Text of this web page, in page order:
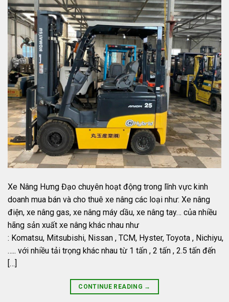
Xe Nâng Hưng Đạo chuyên hoạt động trong lĩnh vực kinh
doanh mua bán và cho thuê xe nâng các loại như: Xe nâng
điện, xe nâng gas, xe nâng máy dầu, xe nâng tay… của nhiều
hãng sản xuất xe nâng khác nhau như
: Komatsu, Mitsubishi, Nissan , TCM, Hyster, Toyota , Nichiyu,
….. với nhiều tải trọng khác nhau từ 1 tấn , 2 tấn , 2.5 tấn đến
[…]
CONTINUE READING →